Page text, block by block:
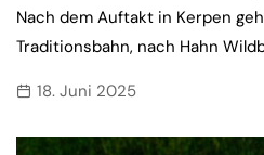
Nach dem Auftakt in Kerpen
Traditionsbahn, nach Hahn
18. Juni 2025